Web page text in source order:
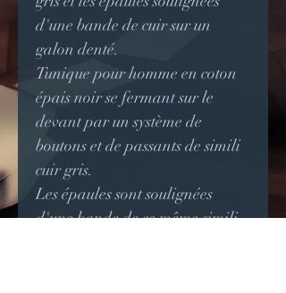
d'une bande de cuir sur un
galon denté.
Tunique pour homme en coton
épais noir se fermant sur le
devant par un système de
boutons et de passants de simili
cuir gris.
Les épaules sont soulignées
d'une bande de ce même simili